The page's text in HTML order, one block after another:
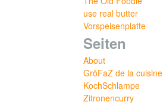
use real butter
Vorspeisenplatte
Seiten
About
GröFaZ de la cuisine
KochSchlampe
Zitronencurry